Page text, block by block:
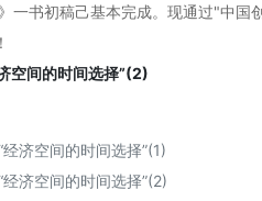
初稿己基本完成。现通过"中国
空间的时间选择”(2)
济空间的时间选择”(1)
济空间的时间选择”(2)